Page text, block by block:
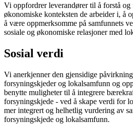
Vi oppfordrer leverandører til å forstå
økonomiske konteksten de arbeider i, å
å være oppmerksomme på samfunnets
sosiale og økonomiske relasjoner med
Sosial verdi
Vi anerkjenner den gjensidige
forsyningskjeder og lokalsamfunn og
benytte muligheter til å integrere
forsyningskjede - ved å skape verdi for
mer integrert og helhetlig vurdering av
forsyningskjede og lokalsamfunn.